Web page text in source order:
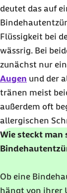
deutet das auf
Flüssigkeit bei
wässrig. Bei
zunächst nur
Augen und der
tränen meist
außerdem oft
allergischen
Wie steckt man
Ob eine
hängt von ihrer